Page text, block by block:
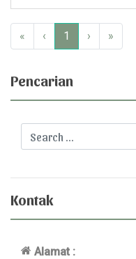
Pencarian
Kontak
Alamat :
« ‹ 1 › »